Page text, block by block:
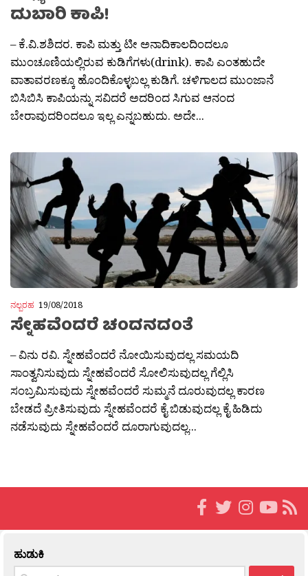
ದುಬಾರಿ ಕಾಪಿ!
– ಕೆ.ವಿ.ಶಶಿದರ. ಕಾಪಿ ಮತ್ತು ಟೀ ಅನಾದಿಕಾಲದಿಂದಲೂ
ಮುಂಚೂಣಿಯಲ್ಲಿರುವ ಕುಡಿಗೆಗಳು(drink). ಕಾಪಿ ಎಂತಹುದೇ
ವಾತಾವರಣಕ್ಕೂ ಹೊಂದಿಕೊಳ್ಳಬಲ್ಲ ಕುಡಿಗೆ. ಚಳಿಗಾಲದ ಮುಂಜಾನೆ
ಬಿಸಿಬಿಸಿ ಕಾಪಿಯನ್ನು ಸವಿದರೆ ಅದರಿಂದ ಸಿಗುವ ಆನಂದ
ಬೇರಾವುದರಿಂದಲೂ ಇಲ್ಲ ಎನ್ನಬಹುದು. ಅದೇ...
ನಲ್ಬರಹ 19/08/2018
ಸ್ನೇಹವೆಂದರೆ ಚಂದನದಂತೆ
– ವಿನು ರವಿ. ಸ್ನೇಹವೆಂದರೆ ನೋಯಿಸುವುದಲ್ಲ ಸಮಯದಿ
ಸಾಂತ್ವನಿಸುವುದು ಸ್ನೇಹವೆಂದರೆ ಸೋಲಿಸುವುದಲ್ಲ ಗೆಲ್ಲಿಸಿ
ಸಂಬ್ರಮಿಸುವುದು ಸ್ನೇಹವೆಂದರೆ ಸುಮ್ಮನೆ ದೂರುವುದಲ್ಲ ಕಾರಣ
ಬೇಡದೆ ಪ್ರೀತಿಸುವುದು ಸ್ನೇಹವೆಂದರೆ ಕೈ ಬಿಡುವುದಲ್ಲ ಕೈ ಹಿಡಿದು
ನಡೆಸುವುದು ಸ್ನೇಹವೆಂದರೆ ದೂರಾಗುವುದಲ್ಲ...
ಹುಡುಕಿ
Search